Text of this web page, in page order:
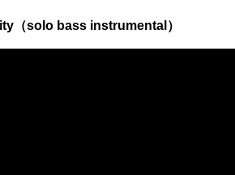
（solo bass instrumental）